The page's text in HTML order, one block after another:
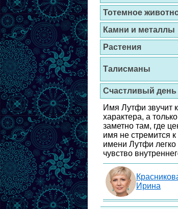
Тотемное
Камни и металлы
Растения
Талисманы
Счастливый день
Имя Лутфи звучит
характера, а
заметно там, где
имя не стремится
имени Лутфи легко
чувство
Ирина